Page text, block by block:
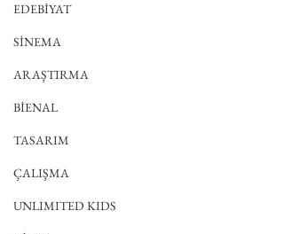
EDEBİYAT
SİNEMA
ARAŞTIRMA
BİENAL
TASARIM
ÇALIŞMA
UNLIMITED KIDS